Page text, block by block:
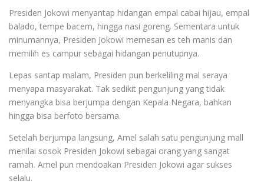
Presiden Jokowi menyantap hidangan empal cabai hijau, empal
balado, tempe bacem, hingga nasi goreng. Sementara untuk
minumannya, Presiden Jokowi memesan es teh manis dan
memilih es campur sebagai hidangan penutupnya.
Lepas santap malam, Presiden pun berkeliling mal seraya
menyapa masyarakat. Tak sedikit pengunjung yang tidak
menyangka bisa berjumpa dengan Kepala Negara, bahkan
hingga bisa berfoto bersama.
Setelah berjumpa langsung, Amel salah satu pengunjung mall
menilai sosok Presiden Jokowi sebagai orang yang sangat
ramah. Amel pun mendoakan Presiden Jokowi agar sukses
selalu.